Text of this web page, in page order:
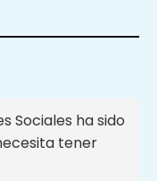
Sociales ha sido
tener